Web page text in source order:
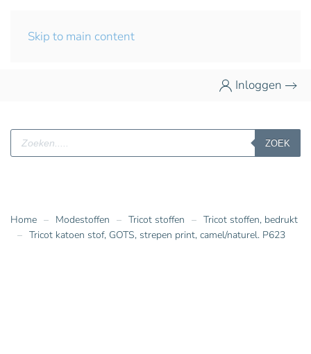
Skip to main content
Inloggen
Producten
zoeken
ZOEK
Home Modestoffen Tricot stoffen
Tricot stoffen, bedrukt
Tricot katoen stof, GOTS, strepen print, camel/naturel. P623